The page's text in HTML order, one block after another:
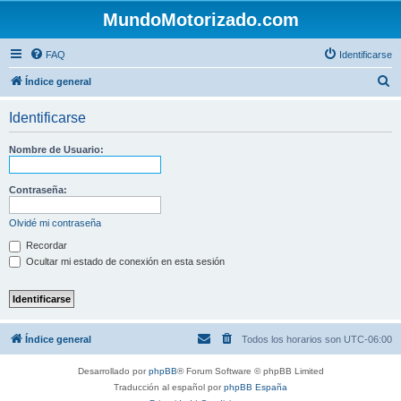
MundoMotorizado.com
FAQ Identificarse
Índice general
Identificarse
Nombre de Usuario:
Contraseña:
Olvidé mi contraseña
Recordar
Ocultar mi estado de conexión en esta sesión
Índice general Todos los horarios son UTC-06:00
Desarrollado porphpBB® Forum Software © phpBB Limited
Traducción al español porphpBB España